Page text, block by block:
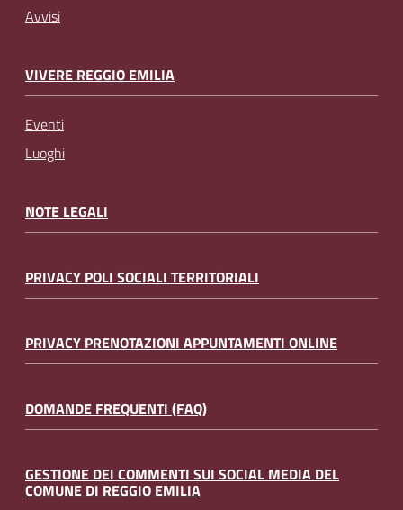
Avvisi
VIVERE REGGIO EMILIA
Eventi
Luoghi
NOTE LEGALI
PRIVACY POLI SOCIALI TERRITORIALI
PRIVACY PRENOTAZIONI APPUNTAMENTI ONLINE
DOMANDE FREQUENTI (FAQ)
GESTIONE DEI COMMENTI SUI SOCIAL MEDIA DEL
COMUNE DI REGGIO EMILIA